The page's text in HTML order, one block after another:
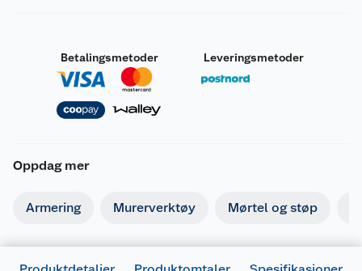
Betalingsmetoder Leveringsmetoder
Oppdag mer
Armering Murerverktøy Mørtel og støp